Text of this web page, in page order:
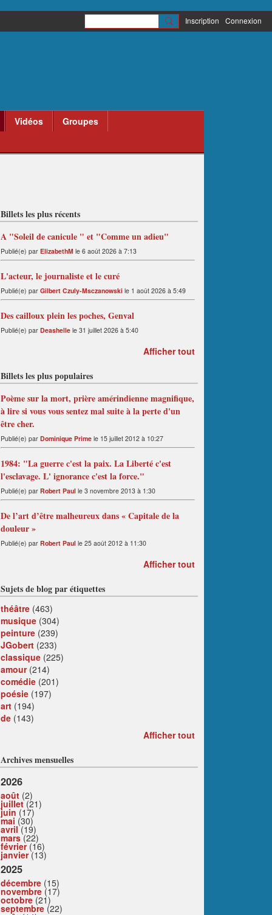
Inscription Connexion
Vidéos
Groupes
Billets les plus récents
A "Soleil de canicule " et "Comme un adieu"
Publié(e) par ElizabethM le 6 août 2026 à 7:13
L'acteur, le journaliste et le curé
Publié(e) par Gilbert Czuly-Msczanowski le 1 août 2026 à 5:49
Des cailloux plein les poches, Genval
Publié(e) par Deashelle le 31 juillet 2026 à 5:40
Afficher tout
Billets les plus populaires
Poème sur la mort, prière amérindienne magnifique,
à lire si vous vous sentez mal suite à la perte d'un
être cher.
Publié(e) par Dominique Prime le 15 juillet 2012 à 10:27
1984: "La guerre c'est la paix. La Liberté c'est
l'esclavage. L' ignorance c'est la force."
Publié(e) par Robert Paul le 3 novembre 2013 à 1:30
De l’art d’être malheureux dans « Capitale de la
douleur »
Publié(e) par Robert Paul le 25 août 2012 à 11:30
Afficher tout
Sujets de blog par étiquettes
théâtre (463)
musique (304)
peinture (239)
JGobert (233)
classique (225)
amour(214)
comédie (201)
poésie (197)
art (194)
de (143)
Afficher tout
Archives mensuelles
2026
août (2)
juillet(21)
juin (17)
mai (30)
avril(19)
mars(22)
février(16)
janvier(13)
2025
décembre (15)
novembre (17)
octobre (21)
septembre (22)